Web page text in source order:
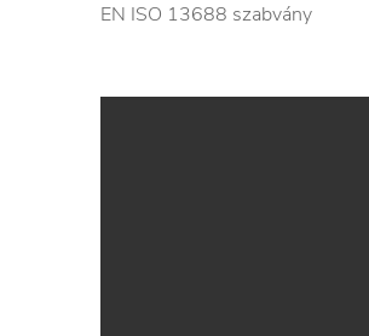
EN ISO 13688 szabvány